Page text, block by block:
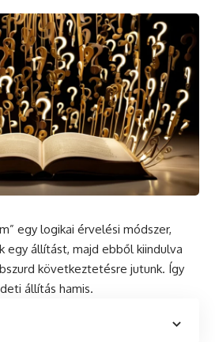
egy logikai érvelési módszer,
egy állítást, majd ebből kiindulva
következtetésre jutunk. Így
állítás hamis.